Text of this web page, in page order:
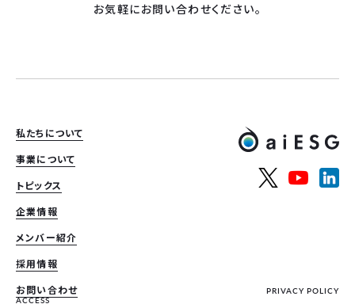
お気軽にお問い合わせください。
私たちについて
事業について
トピックス
企業情報
メンバー紹介
採用情報
お問い合わせ
PRIVACY POLICY
ACCESS